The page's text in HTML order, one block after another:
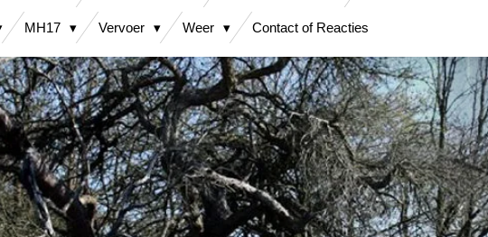
MH17 Vervoer Weer Contact of Reacties